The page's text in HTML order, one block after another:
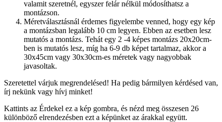
valamit szeretnél, egyszer felár nélkül módosíthatsz a
montázson.
Méretválasztásnál érdemes figyelembe venned, hogy egy kép
a montázsban legalább 10 cm legyen. Ebben az esetben lesz
mutatós a montázs. Tehát egy 2 -4 képes montázs 20x20cm-
ben is mutatós lesz, míg ha 6-9 db képet tartalmaz, akkor a
30x45cm vagy 30x30cm-es méretek vagy nagyobbak
javasoltak.
Szeretettel várjuk megrendelésed! Ha pedig bármilyen kérdésed van,
írj nekünk vagy hívj minket!
Kattints az Érdekel ez a kép gombra, és nézd meg összesen 26
különböző elrendezésben ezt a képünket az árakkal együtt.